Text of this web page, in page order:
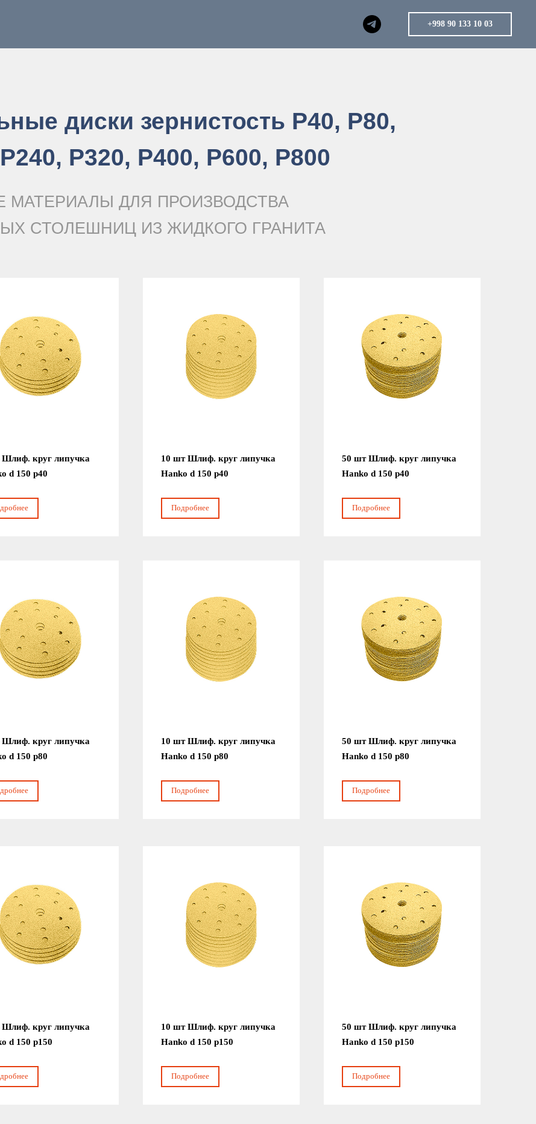
+998 90 133 10 03
диски зернистость Р40, Р80,
Р320, Р400, Р600, Р800
МАТЕРИАЛЫ ДЛЯ ПРОИЗВОДСТВА
СТОЛЕШНИЦ ИЗ ЖИДКОГО ГРАНИТА
круг липучка
d 150 р40
10 шт Шлиф. круг липучка
Hanko d 150 р40
Подробнее
50 шт Шлиф. круг липучка
Hanko d 150 р40
Подробнее
круг липучка
d 150 р80
10 шт Шлиф. круг липучка
Hanko d 150 р80
Подробнее
50 шт Шлиф. круг липучка
Hanko d 150 р80
Подробнее
круг липучка
d 150 р150
10 шт Шлиф. круг липучка
Hanko d 150 р150
Подробнее
50 шт Шлиф. круг липучка
Hanko d 150 р150
Подробнее